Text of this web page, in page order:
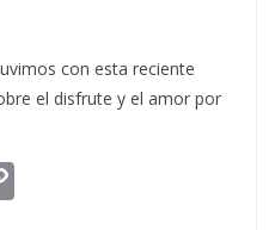
con esta reciente
el disfrute y el amor por